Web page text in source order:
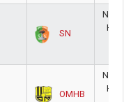
SN
OMHB